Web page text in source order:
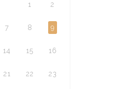
1 2
7 8 9
14 15 16
21 22 23